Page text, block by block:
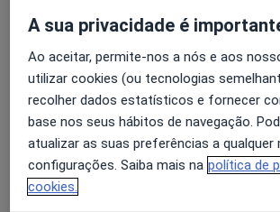
- Urologia Oncológica: próstata,
curvaturas peniana
- Cirurgia Estética e Reconstrutiva
pénis e uretra
Actividade Académica
- Epidemiologia doenças urológicas
maisSobre mim
Principais doenças tratadas
Hiperplasia Prostática
Doenças
Prostatite
Tumor da bexiga
A sua privacidade é
Ao aceitar, permite-nos a nós e aos
utilizar cookies (ou tecnologias
recolher dados estatísticos e fornecer
base nos seus hábitos de navegação.
atualizar as suas preferências a qualquer
configurações. Saiba mais na política de
cookies.